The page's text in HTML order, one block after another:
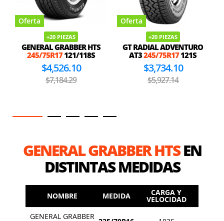
Oferta
+20 PIEZAS
GENERAL GRABBER HTS
245/75R17121/118S
$4,526.10
$7,184.29
Oferta
+20 PIEZAS
GT RADIAL ADVENTURO
AT3245/75R17121S
$3,734.10
$5,927.14
GENERAL GRABBER HTSEN
DISTINTAS MEDIDAS
NOMBRE MEDIDA CARGA Y
VELOCIDAD
GENERAL GRABBER